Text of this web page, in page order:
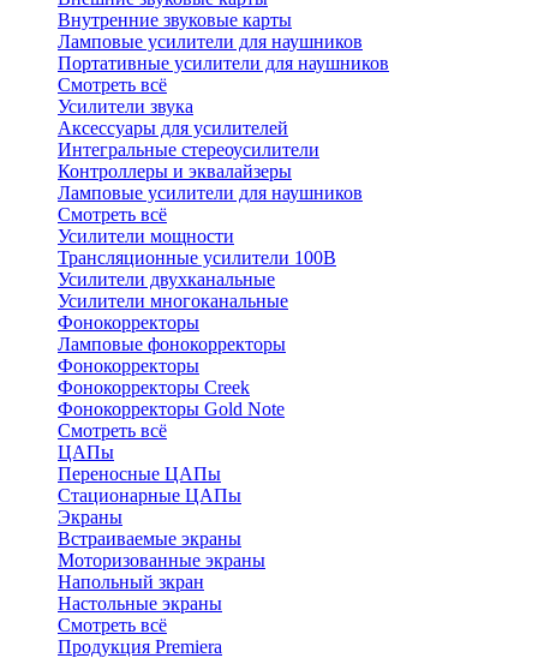
Внутренние звуковые карты
Ламповые усилители для наушников
Портативные усилители для наушников
Смотреть всё
Усилители звука
Аксессуары для усилителей
Интегральные стереоусилители
Контроллеры и эквалайзеры
Ламповые усилители для наушников
Смотреть всё
Усилители мощности
Трансляционные усилители 100В
Усилители двухканальные
Усилители многоканальные
Фонокорректоры
Ламповые фонокорректоры
Фонокорректоры
Фонокорректоры Creek
Фонокорректоры Gold Note
Смотреть всё
ЦАПы
Переносные ЦАПы
Стационарные ЦАПы
Экраны
Встраиваемые экраны
Моторизованные экраны
Напольный зкран
Настольные экраны
Смотреть всё
Продукция Premiera